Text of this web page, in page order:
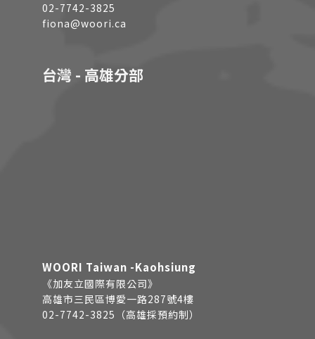
02-7742-3825
fiona@woori.ca
台灣 - 高雄分部
WOORI Taiwan -Kaohsiung
《加友立國際有限公司》
高雄市三民區博愛一路287號4樓
02-7742-3825（高雄採預約制）